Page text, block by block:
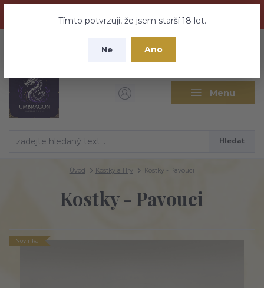
nebuďte vyděšeni zde najdete vše a ještě mnohem víc
Tímto potvrzuji, že jsem starší 18 let.
Ne Ano
Menu
CZK
Hledat
Úvod Kostky a Hry Kostky - Pavouci
Kostky - Pavouci
Novinka